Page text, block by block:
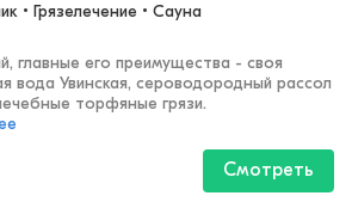
• Грязелечение • Сауна
главные его преимущества - своя
вода Увинская, сероводородный рассол
торфяные грязи.
Смотреть